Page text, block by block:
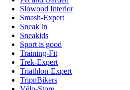
Slowood Interior
Smash-Expert
Sneak'In
Sneakids
Sport is good
Training-Fit
Trek-Expert
Triathlon-Expert
TripnBikers